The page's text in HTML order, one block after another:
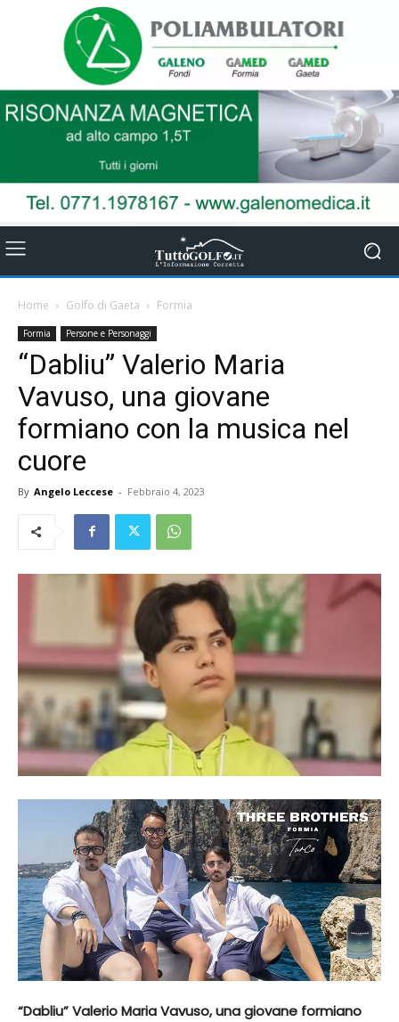
Home Golfo di Gaeta Formia
Formia Persone e Personaggi
“Dabliu” Valerio Maria
Vavuso, una giovane
formiano con la musica nel
cuore
By Angelo Leccese - Febbraio 4, 2023
“Dabliu” Valerio Maria Vavuso, una giovane formiano